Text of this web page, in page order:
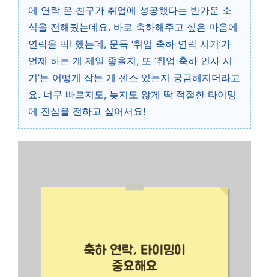
에 연락 온 친구가 취업에 성공했다는 반가운 소
식을 전해줬는데요. 바로 축하해주고 싶은 마음에
연락을 딱! 했는데, 문득 ‘취업 축하 연락 시기’가
언제 하는 게 제일 좋을지, 또 ‘취업 축하 인사 시
기’는 어떻게 잡는 게 센스 있는지 궁금해지더라고
요. 너무 빠르지도, 늦지도 않게 딱 적절한 타이밍
에 진심을 전하고 싶어서요!